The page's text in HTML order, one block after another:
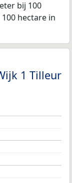
bij 100
hectare in
1 Tilleur